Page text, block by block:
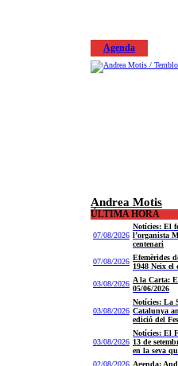
Agenda
Andrea Motis
ÚLTIMA HORA
07/08/2026
Notícies: El
l’organista
centenari
07/08/2026 Efemèrides
1948 Neix
03/08/2026 A la Carta:
05/06/2026
03/08/2026
Notícies: La
Catalunya
edició del
03/08/2026
Notícies: El
13 de
en la seva